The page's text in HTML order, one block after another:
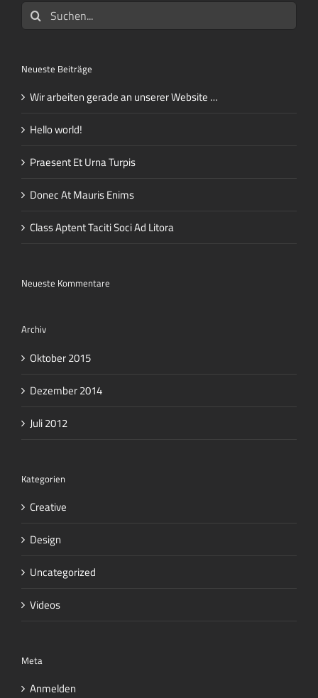
Suche
nach:
Neueste Beiträge
Wir arbeiten gerade an unserer Website …
Hello world!
Praesent Et Urna Turpis
Donec At Mauris Enims
Class Aptent Taciti Soci Ad Litora
Neueste Kommentare
Archiv
Oktober 2015
Dezember 2014
Juli 2012
Kategorien
Creative
Design
Uncategorized
Videos
Meta
Anmelden